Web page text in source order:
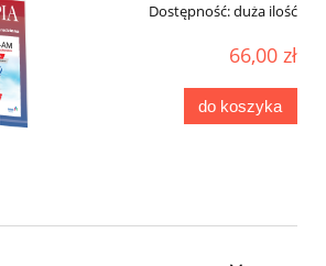
Dostępność:duża ilość
66,00 zł
do koszyka